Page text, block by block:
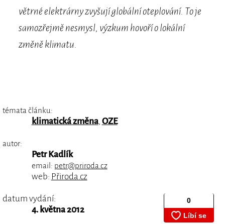
větrné elektrárny zvyšují globální oteplování. To je
samozřejmě nesmysl, výzkum hovoří o lokální
změně klimatu.
témata článku:
klimatická změna, OZE
autor:
Petr Kadlík
email: petr@priroda.cz
web: Přiroda.cz
datum vydání:
4. května 2012